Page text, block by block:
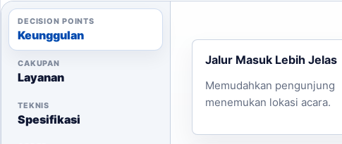
DECISION POINTS
Keunggulan
CAKUPAN
Layanan
TEKNIS
Spesifikasi
Jalur Masuk Lebih Jelas
Memudahkan pengunjung
menemukan lokasi acara.